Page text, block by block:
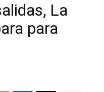
La
para